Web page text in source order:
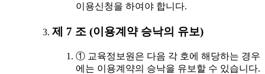
이용신청을 하여야 합니다.
제 7 조 (이용계약 승낙의 유보)
① 교육정보원은 다음 각 호에 해당하는 경우
에는 이용계약의 승낙을 유보할 수 있습니다.